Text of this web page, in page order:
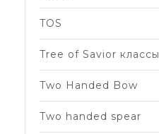
TOS
Tree of Savior классы
Two Handed Bow
Two handed spear